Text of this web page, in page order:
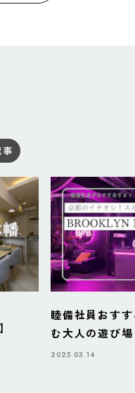
睦備社員おす
む大人の遊び
BAZAAR」
2025.03.14